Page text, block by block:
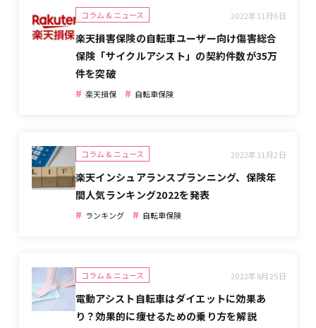
コラム & ニュース 2022年11月6日
楽天損害保険の自転車ユーザー向け傷害総合
保険「サイクルアシスト」の契約件数が35万
件を突破
# 楽天損保 # 自転車保険
コラム & ニュース 2022年11月2日
楽天インシュアランスプランニング、保険年
間人気ランキング2022を発表
# ランキング # 自転車保険
コラム & ニュース 2022年8月25日
電動アシスト自転車はダイエットに効果あ
り？効果的に痩せるための乗り方を解説